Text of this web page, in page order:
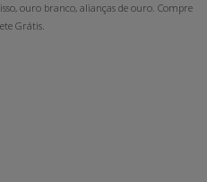
ouro branco, alianças de ouro. Compre
Grátis.